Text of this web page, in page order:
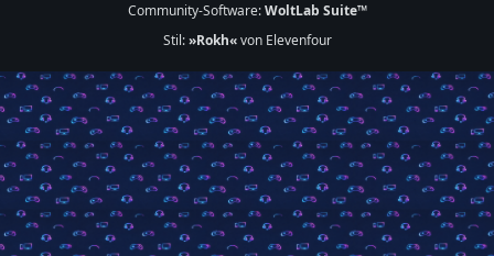
Community-Software:WoltLab Suite™
Stil:»Rokh«von Elevenfour